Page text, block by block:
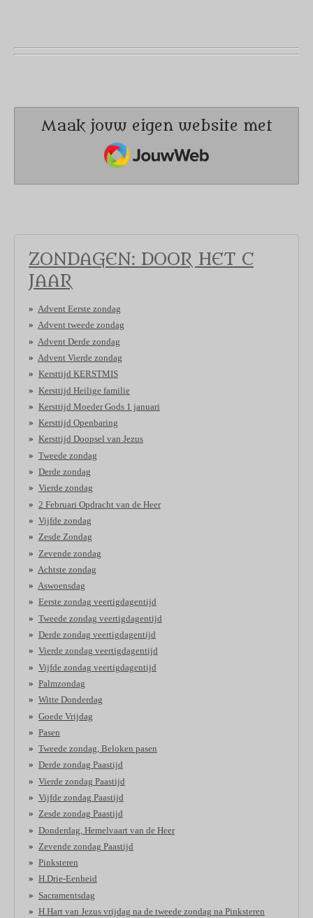
Maak jouw eigen website met
JouwWeb
ZONDAGEN: DOOR HET C
JAAR
Advent Eerste zondag
Advent tweede zondag
Advent Derde zondag
Advent Vierde zondag
Kersttijd KERSTMIS
Kersttijd Heilige familie
Kersttijd Moeder Gods 1 januari
Kersttijd Openbaring
Kersttijd Doopsel van Jezus
Tweede zondag
Derde zondag
Vierde zondag
2 Februari Opdracht van de Heer
Vijfde zondag
Zesde Zondag
Zevende zondag
Achtste zondag
Aswoensdag
Eerste zondag veertigdagentijd
Tweede zondag veertigdagentijd
Derde zondag veertigdagentijd
Vierde zondag veertigdagentijd
Vijfde zondag veertigdagentijd
Palmzondag
Witte Donderdag
Goede Vrijdag
Pasen
Tweede zondag, Beloken pasen
Derde zondag Paastijd
Vierde zondag Paastijd
Vijfde zondag Paastijd
Zesde zondag Paastijd
Donderdag, Hemelvaart van de Heer
Zevende zondag Paastijd
Pinksteren
H.Drie-Eenheid
Sacramentsdag
H.Hart van Jezus vrijdag na de tweede zondag na Pinksteren